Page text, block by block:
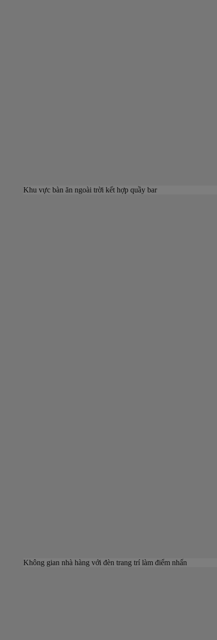
Khu vực bàn ăn ngoài trời kết hợp quầy bar
Không gian nhà hàng với đèn trang trí làm điểm nhấn